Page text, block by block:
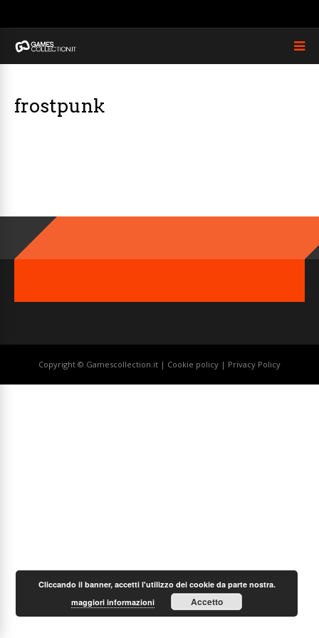
frostpunk
Copyright © Gamescollection.it | Cookie policy | Privacy Policy
Cliccando il banner, accetti l'utilizzo dei cookie da parte nostra.
maggiori informazioni
Accetto